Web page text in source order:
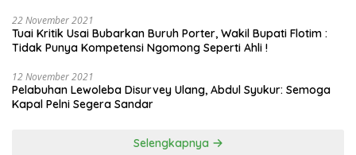
22 November 2021
Tuai Kritik Usai Bubarkan Buruh Porter, Wakil Bupati Flotim :
Tidak Punya Kompetensi Ngomong Seperti Ahli !
12 November 2021
Pelabuhan Lewoleba Disurvey Ulang, Abdul Syukur: Semoga
Kapal Pelni Segera Sandar
Selengkapnya